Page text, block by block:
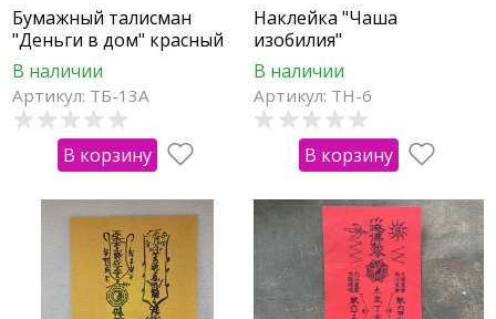
Бумажный талисман
"Деньги в дом" красный
В наличии
Артикул: ТБ-13А
В корзину
Наклейка "Чаша
изобилия"
В наличии
Артикул: ТН-6
В корзину